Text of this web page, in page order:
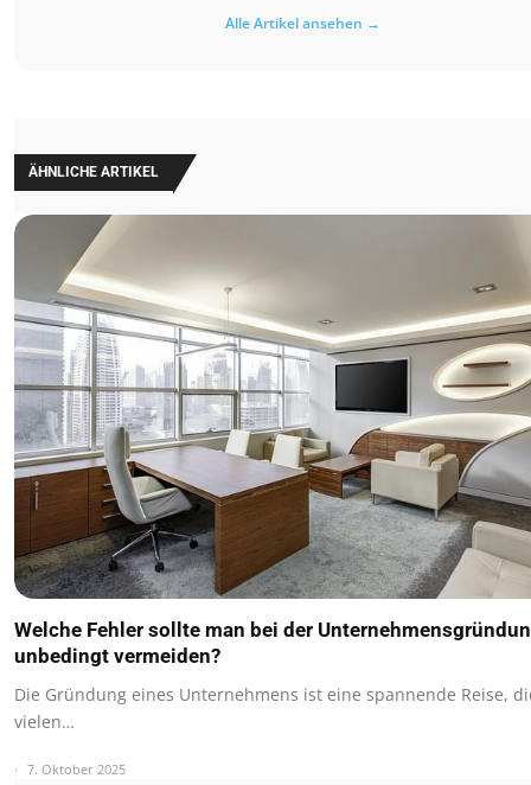
Alle Artikel ansehen →
ÄHNLICHE ARTIKEL
Welche Fehler sollte man bei der
unbedingt vermeiden?
Die Gründung eines Unternehmens ist eine spannende Reise,
vielen…
7. Oktober 2025